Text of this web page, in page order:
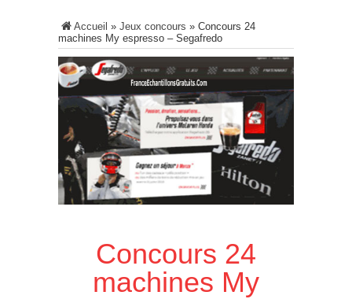
Accueil » Jeux concours » Concours 24
machines My espresso – Segafredo
Concours 24
machines My